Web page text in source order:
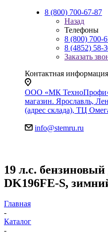
8 (800) 700-67-87
Назад
Телефоны
8 (800) 700-
8 (4852) 58-
Заказать
Контактная информация
ООО «МК ТехноПрофи»
магазин. Ярославль,
(адрес склада), ТЦ
info@stemru.ru
19 л.с.
DK196FE-S,
Главная
-
Каталог
-